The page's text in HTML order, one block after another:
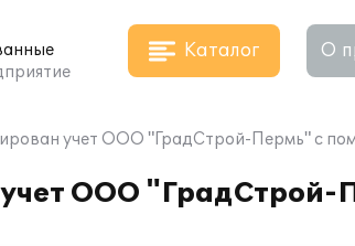
Каталог О
учет ООО "ГрадСтрой-Пермь" с
учет ООО